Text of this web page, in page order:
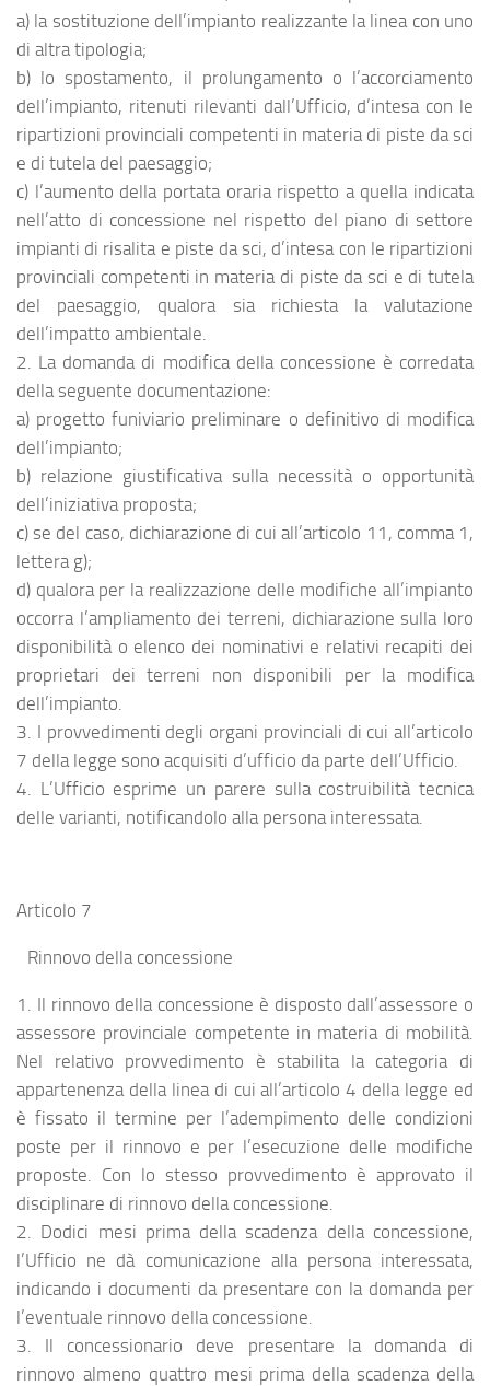
a) la sostituzione dell’impianto realizzante la linea con uno
di altra tipologia;
b) lo spostamento, il prolungamento o l’accorciamento
dell’impianto, ritenuti rilevanti dall’Ufficio, d’intesa con le
ripartizioni provinciali competenti in materia di piste da sci
e di tutela del paesaggio;
c) l’aumento della portata oraria rispetto a quella indicata
nell’atto di concessione nel rispetto del piano di settore
impianti di risalita e piste da sci, d’intesa con le ripartizioni
provinciali competenti in materia di piste da sci e di tutela
del paesaggio, qualora sia richiesta la valutazione
dell’impatto ambientale.
2. La domanda di modifica della concessione è corredata
della seguente documentazione:
a) progetto funiviario preliminare o definitivo di modifica
dell’impianto;
b) relazione giustificativa sulla necessità o opportunità
dell’iniziativa proposta;
c) se del caso, dichiarazione di cui all’articolo 11, comma 1,
lettera g);
d) qualora per la realizzazione delle modifiche all’impianto
occorra l’ampliamento dei terreni, dichiarazione sulla loro
disponibilità o elenco dei nominativi e relativi recapiti dei
proprietari dei terreni non disponibili per la modifica
dell’impianto.
3. I provvedimenti degli organi provinciali di cui all’articolo
7 della legge sono acquisiti d’ufficio da parte dell’Ufficio.
4. L’Ufficio esprime un parere sulla costruibilità tecnica
delle varianti, notificandolo alla persona interessata.
Articolo 7
Rinnovo della concessione
1. Il rinnovo della concessione è disposto dall’assessore o
assessore provinciale competente in materia di mobilità.
Nel relativo provvedimento è stabilita la categoria di
appartenenza della linea di cui all’articolo 4 della legge ed
è fissato il termine per l’adempimento delle condizioni
poste per il rinnovo e per l’esecuzione delle modifiche
proposte. Con lo stesso provvedimento è approvato il
disciplinare di rinnovo della concessione.
2. Dodici mesi prima della scadenza della concessione,
l’Ufficio ne dà comunicazione alla persona interessata,
indicando i documenti da presentare con la domanda per
l’eventuale rinnovo della concessione.
3. Il concessionario deve presentare la domanda di
rinnovo almeno quattro mesi prima della scadenza della